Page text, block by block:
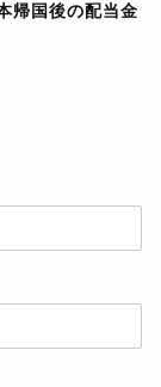
帰国後の配当金
レシ